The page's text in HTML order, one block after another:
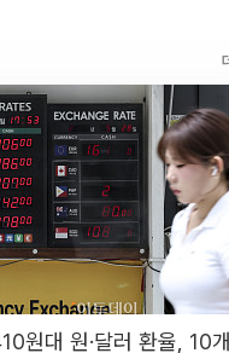
원대 원·달러 환율, 10개